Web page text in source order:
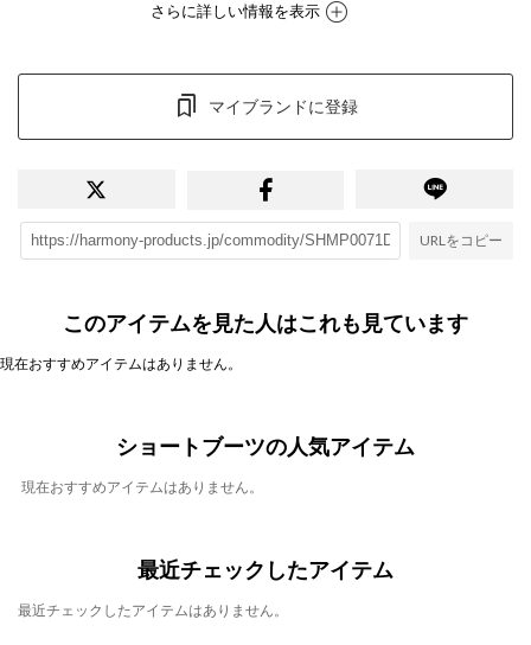
さらに詳しい情報を表示
マイブランドに登録
URLをコピー
このアイテムを見た人はこれも見ています
現在おすすめアイテムはありません。
ショートブーツの人気アイテム
現在おすすめアイテムはありません。
最近チェックしたアイテム
最近チェックしたアイテムはありません。